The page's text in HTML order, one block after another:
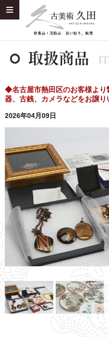
◆名古屋市熱田区のお客様より
器、古銭、カメラなどをお譲
2026年04月09日